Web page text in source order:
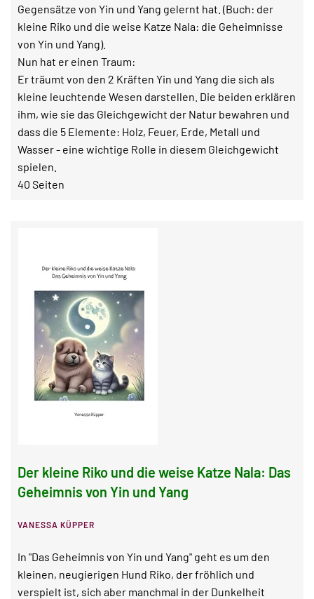
Gegensätze von Yin und Yang gelernt hat. (Buch: der
kleine Riko und die weise Katze Nala: die Geheimnisse
von Yin und Yang).
Nun hat er einen Traum:
Er träumt von den 2 Kräften Yin und Yang die sich als
kleine leuchtende Wesen darstellen. Die beiden erklären
ihm, wie sie das Gleichgewicht der Natur bewahren und
dass die 5 Elemente: Holz, Feuer, Erde, Metall und
Wasser - eine wichtige Rolle in diesem Gleichgewicht
spielen.
40 Seiten
Der kleine Riko und die weise Katze Nala: Das
Geheimnis von Yin und Yang
VANESSA KÜPPER
In "Das Geheimnis von Yin und Yang" geht es um den
kleinen, neugierigen Hund Riko, der fröhlich und
verspielt ist, sich aber manchmal in der Dunkelheit